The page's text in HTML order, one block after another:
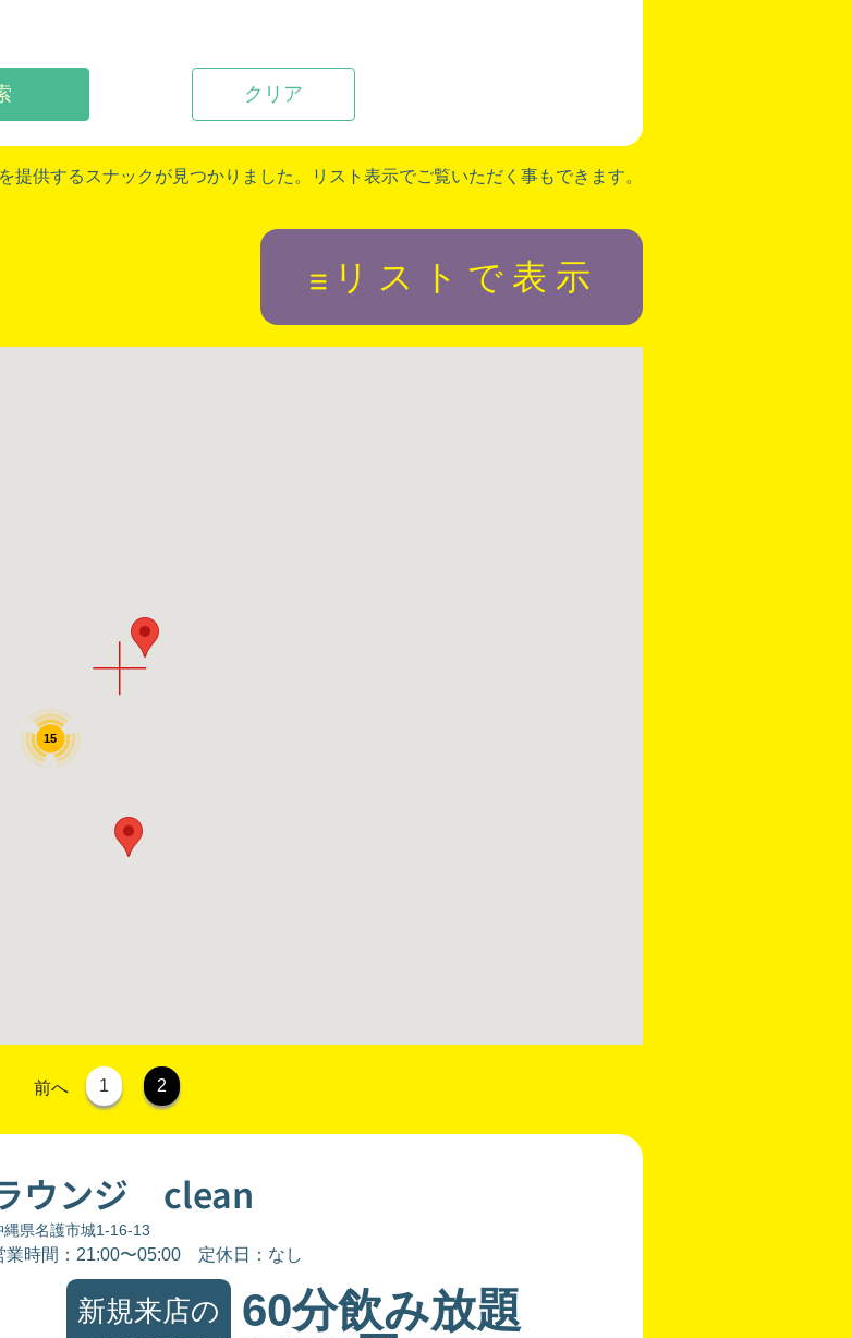
クリア
提供するスナックが見つかりました。リスト表示でご覧いただく事もできます。
リストで表示
15
前へ 1 2
ウンジ clean
縄県名護市城1-16-13
業時間：21:00〜05:00 定休日：なし
新規来店の
60分飲み放題